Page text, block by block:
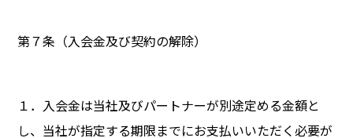
第７条（入会金及び契約の解除）
１．入会金は当社及びパートナーが別途定める金額と
し、当社が指定する期限までにお支払いいただく必要が